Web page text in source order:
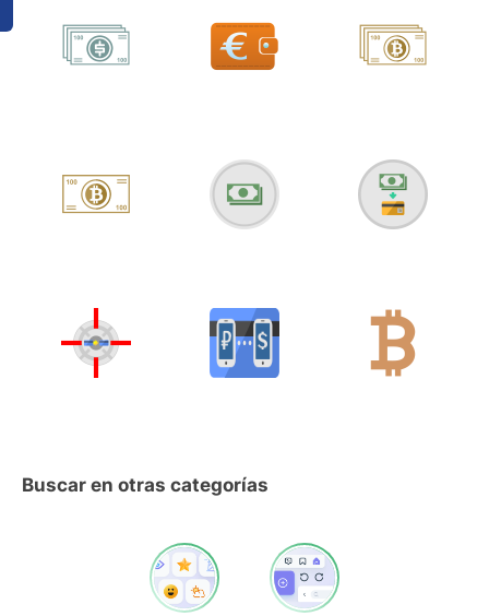
Buscar en otras categorías